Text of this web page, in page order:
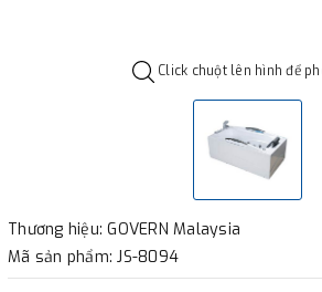
Click chuột lên hình để
Thương hiệu: GOVERN Malaysia
Mã sản phẩm: JS-8094